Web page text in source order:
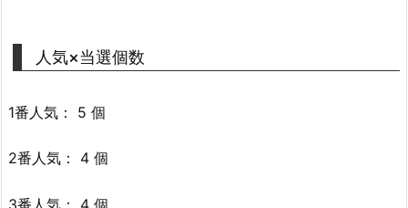
人気×当選個数
1番人気： 5 個
2番人気： 4 個